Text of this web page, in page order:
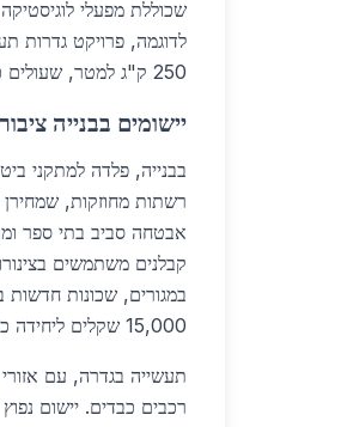
שכוללת מפעלי
לדוגמה, פרויקט גדרות
250 ק"ג למטר, שעולים כ-8,500 שקלים לטון.
יישומים בבנייה
אבטחה סביב בתי ספר
קבלנים משתמשים בצינורות פלדה
במגורים, שכונות חדשות
15,000 שקלים ליחידה כולל התקנה.
תעשייה בגדרה, עם
רכבים כבדים. יישום